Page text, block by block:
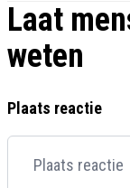
Laat
weten
Plaats reactie